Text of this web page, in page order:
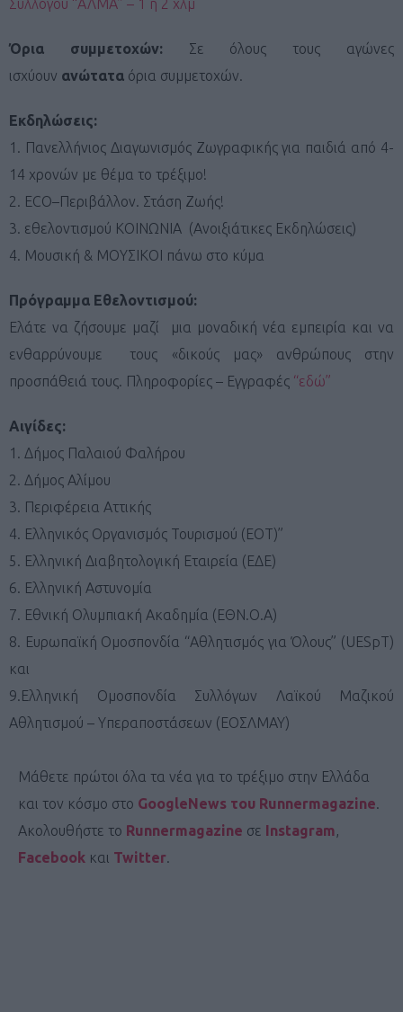
Συλλόγου “ΑΛΜΑ” – 1 ή 2 χλμ
Όρια συμμετοχών: Σε όλους τους αγώνες
ισχύουν ανώτατα όρια συμμετοχών.
Εκδηλώσεις:
1. Πανελλήνιος Διαγωνισμός Ζωγραφικής για παιδιά από 4-
14 χρονών με θέμα το τρέξιμο!
2. ECO–Περιβάλλον. Στάση Ζωής!
3. εθελοντισμού ΚΟΙΝΩΝΙΑ (Ανοιξιάτικες Εκδηλώσεις)
4. Μουσική & ΜΟΥΣΙΚΟΙ πάνω στο κύμα
Πρόγραμμα Εθελοντισμού:
Eλάτε να ζήσουμε μαζί μια μοναδική νέα εμπειρία και να
ενθαρρύνουμε τους «δικούς μας» ανθρώπους στην
προσπάθειά τους. Πληροφορίες – Εγγραφές “εδώ”
Αιγίδες:
1. Δήμος Παλαιού Φαλήρου
2. Δήμος Αλίμου
3. Περιφέρεια Αττικής
4. Ελληνικός Οργανισμός Τουρισμού (ΕΟΤ)”
5. Ελληνική Διαβητολογική Εταιρεία (ΕΔΕ)
6. Ελληνική Αστυνομία
7. Εθνική Ολυμπιακή Ακαδημία (ΕΘΝ.Ο.Α)
8. Ευρωπαϊκή Ομοσπονδία “Αθλητισμός για Όλους” (UESpT)
και
9.Ελληνική Ομοσπονδία Συλλόγων Λαϊκού Μαζικού
Αθλητισμού – Υπεραποστάσεων (ΕΟΣΛΜΑΥ)
Μάθετε πρώτοι όλα τα νέα για το τρέξιμο στην Ελλάδα
και τον κόσμο στο GoogleNews του Runnermagazine.
Ακολουθήστε το Runnermagazine σε Instagram,
Facebook και Twitter.